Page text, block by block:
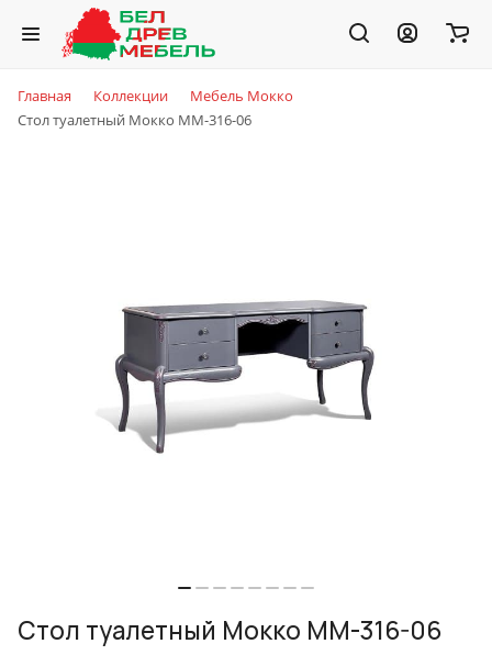
Главная Коллекции
Мебель Мокко
Стол туалетный Мокко ММ-316-06
Стол туалетный Мокко ММ-316-06